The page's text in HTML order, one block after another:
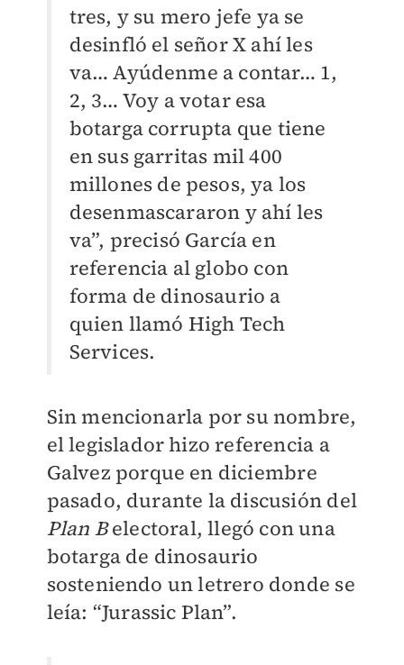
tres, y su mero jefe ya se
desinfló el señor X ahí les
va… Ayúdenme a contar… 1,
2, 3… Voy a votar esa
botarga corrupta que tiene
en sus garritas mil 400
millones de pesos, ya los
desenmascararon y ahí les
va”, precisó García en
referencia al globo con
forma de dinosaurio a
quien llamó High Tech
Services.
Sin mencionarla por su nombre,
el legislador hizo referencia a
Galvez porque en diciembre
pasado, durante la discusión del
Plan Belectoral, llegó con una
botarga de dinosaurio
sosteniendo un letrero donde se
leía: “Jurassic Plan”.